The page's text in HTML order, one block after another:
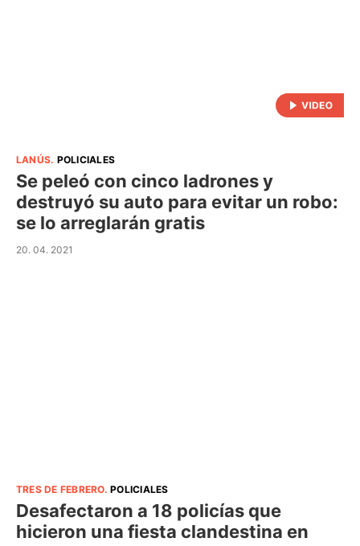
LANÚS. POLICIALES
Se peleó con cinco ladrones y
destruyó su auto para evitar un robo:
se lo arreglarán gratis
20. 04. 2021
TRES DE FEBRERO.POLICIALES
Desafectaron a 18 policías que
hicieron una fiesta clandestina en